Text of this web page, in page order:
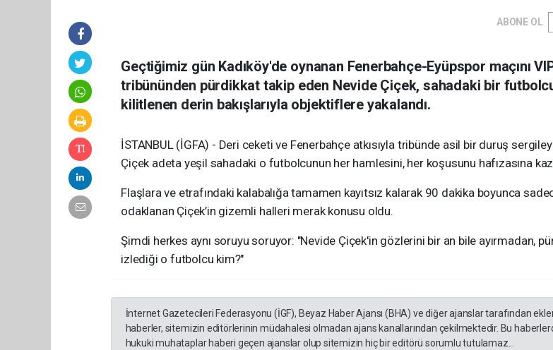
ABONE OL
Geçtiğimiz gün Kadıköy'de oynanan Fenerbahçe-Eyüpspor maçını
tribününden pürdikkat takip eden Nevide Çiçek, sahadaki bir
kilitlenen derin bakışlarıyla objektiflere yakalandı.
İSTANBUL (İGFA) - Deri ceketi ve Fenerbahçe atkısıyla tribünde asil bir duruş
Çiçek adeta yeşil sahadaki o futbolcunun her hamlesini, her koşusunu hafızasına
Flaşlara ve etrafındaki kalabalığa tamamen kayıtsız kalarak 90 dakika boyunca
odaklanan Çiçek’in gizemli halleri merak konusu oldu.
Şimdi herkes aynı soruyu soruyor: "Nevide Çiçek'in gözlerini bir an bile ayırmadan,
izlediği o futbolcu kim?"
İnternet Gazetecileri Federasyonu (İGF), Beyaz Haber Ajansı (BHA) ve diğer ajanslar tarafından
haberler, sitemizin editörlerinin müdahalesi olmadan ajans kanallarından çekilmektedir. Bu
hukuki muhataplar haberi geçen ajanslar olup sitemizin hiç bir editörü sorumlu tutulamaz...